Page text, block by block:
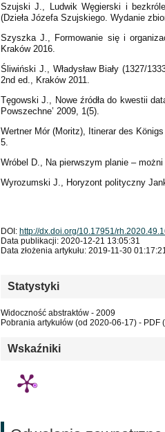
Szujski J., Ludwik Węgierski i
(Dzieła Józefa Szujskiego. Wydanie
Szyszka J., Formowanie się i
Kraków 2016.
Śliwiński J., Władysław Biały (1327/
2nd ed., Kraków 2011.
Tęgowski J., Nowe źródła do kwestii
Powszechne’ 2009, 1(5).
Wertner Mór (Moritz), Itinerar des
5.
Wróbel D., Na pierwszym planie –
Wyrozumski J., Horyzont polityczny
DOI: http://dx.doi.org/10.17951/
Data publikacji: 2020-12-21 13:05:31
Data złożenia artykułu: 2019-11-30
Statystyki
Widoczność abstraktów - 2009
Pobrania artykułów (od 2020-06-17) - PDF
Wskaźniki